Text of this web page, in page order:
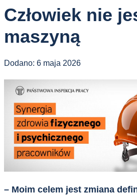
Człowiek nie
maszyną
Dodano: 6 maja 2026
– Moim celem jest zmiana